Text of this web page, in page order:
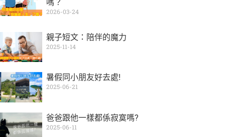
嗎？
2026-03-24
親子短文：陪伴的魔力
2025-11-14
暑假同小朋友好去處!
2025-06-21
爸爸跟他一樣都係寂寞嗎?
2025-06-11